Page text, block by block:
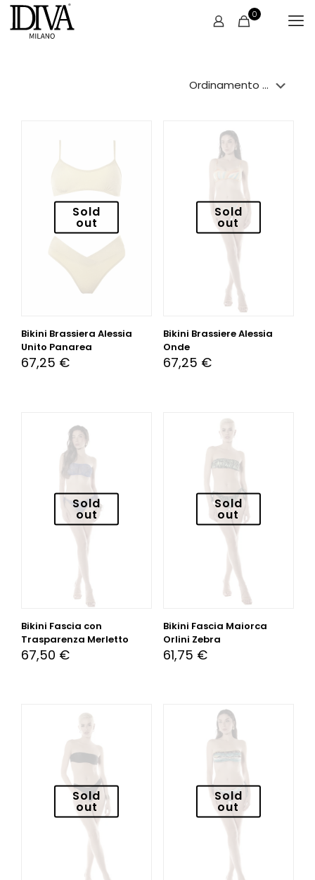
0
Sold
out
Bikini Brassiera Alessia
Unito Panarea
67,25 €
Sold
out
Bikini Brassiere Alessia
Onde
67,25 €
Sold
out
Bikini Fascia con
Trasparenza Merletto
67,50 €
Sold
out
Bikini Fascia Maiorca
Orlini Zebra
61,75 €
Sold
out
Sold
out